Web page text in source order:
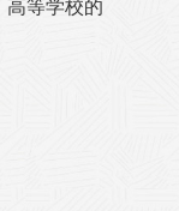
等学校的